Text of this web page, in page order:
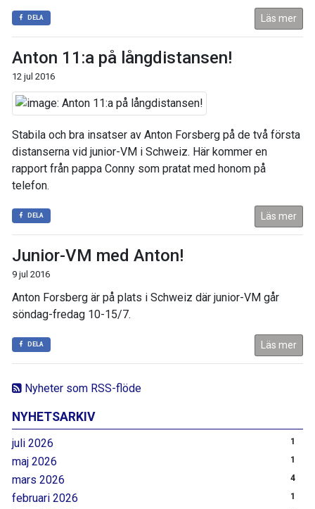
Nyheter som RSS-flöde
NYHETSARKIV
juli 2026 1
maj 2026 1
mars 2026 4
februari 2026 1
DELA Läs mer
Anton 11:a på långdistansen!
12 jul 2016
Stabila och bra insatser av Anton Forsberg på de två första
distanserna vid junior-VM i Schweiz. Här kommer en
rapport från pappa Conny som pratat med honom på
telefon.
DELA Läs mer
Junior-VM med Anton!
9 jul 2016
Anton Forsberg är på plats i Schweiz där junior-VM går
söndag-fredag 10-15/7.
DELA Läs mer